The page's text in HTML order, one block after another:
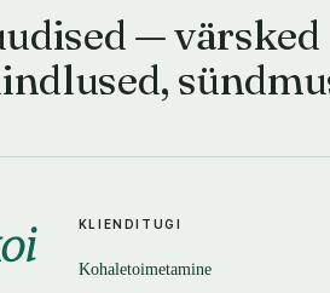
— värsked
KLIENDITUGI
Kohaletoimetamine